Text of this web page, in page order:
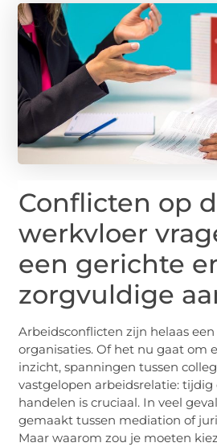
Conflicten op
werkvloer
een gerichte
zorgvuldige
Arbeidsconflicten zijn helaas
organisaties. Of het nu gaat om
inzicht, spanningen tussen
vastgelopen arbeidsrelatie: tijdig
handelen is cruciaal. In veel
gemaakt tussen mediation of
Maar waarom zou je moeten